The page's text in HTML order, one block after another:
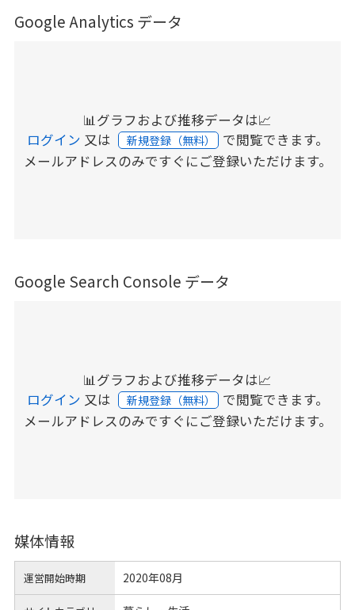
Google Analytics データ
📊グラフおよび推移データは📈
ログイン 又は 新規登録（無料） で閲覧できます。
メールアドレスのみですぐにご登録いただけます。
Google Search Console データ
📊グラフおよび推移データは📈
ログイン 又は 新規登録（無料） で閲覧できます。
メールアドレスのみですぐにご登録いただけます。
媒体情報
運営開始時期 2020年08月